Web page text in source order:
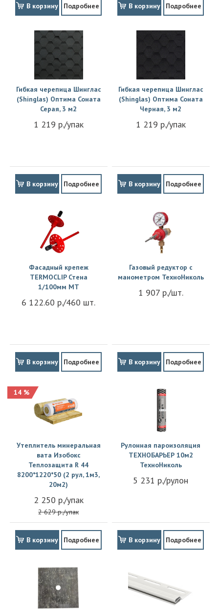
В корзину Подробнее В корзину Подробнее
Гибкая черепица Шинглас
(Shinglas) Оптима Соната
Серая, 3 м2
1 219 р./упак
В корзину Подробнее
Гибкая черепица Шинглас
(Shinglas) Оптима Соната
Черная, 3 м2
1 219 р./упак
В корзину Подробнее
Фасадный крепеж
TERMOCLIP Стена
1/100мм MT
6 122.60 р./460 шт.
В корзину Подробнее
Газовый редуктор с
манометром ТехноНиколь
1 907 р./шт.
В корзину Подробнее
14 %
Утеплитель минеральная
вата Изобокс
Теплозащита R 44
8200*1220*50 (2 рул, 1м3,
20м2)
2 250 р./упак
2 629 р./упак
В корзину Подробнее
Рулонная пароизоляция
ТЕХНОБАРЬЕР 10м2
ТехноНиколь
5 231 р./рулон
В корзину Подробнее